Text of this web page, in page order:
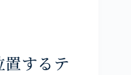
置するテ